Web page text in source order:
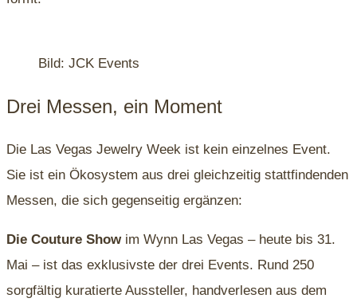
Bild: JCK Events
Drei Messen, ein Moment
Die Las Vegas Jewelry Week ist kein einzelnes Event.
Sie ist ein Ökosystem aus drei gleichzeitig stattfindenden
Messen, die sich gegenseitig ergänzen:
Die Couture Showim Wynn Las Vegas – heute bis 31.
Mai – ist das exklusivste der drei Events. Rund 250
sorgfältig kuratierte Aussteller, handverlesen aus dem